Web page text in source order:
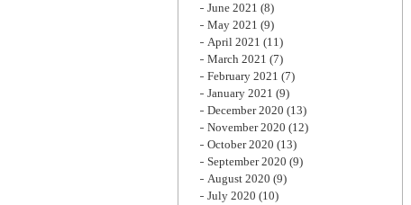
June 2021 (8)
May 2021 (9)
April 2021 (11)
March 2021 (7)
February 2021 (7)
January 2021 (9)
December 2020 (13)
November 2020 (12)
October 2020 (13)
September 2020 (9)
August 2020 (9)
July 2020 (10)